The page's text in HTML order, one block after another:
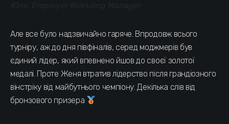
Але все було надзвичайно гаряче. Впродовж всього
турніру, аж до дня півфіналів, серед моджмерів був
єдиний лідер, який впевнено йшов до своєї золотої
медалі. Проте Женя втратив лідерство після грандіозного
вінстріку від майбутнього чемпіону. Декілька слів від
бронзового призера